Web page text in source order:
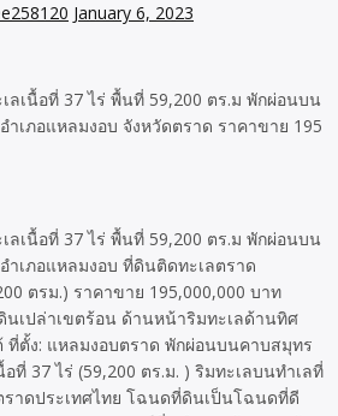
January 6, 2023
ลเนื้อที่ 37 ไร่ พื้นที่ 59,200 ตร.ม พักผ่อนบน
ำเภอแหลมงอบ จังหวัดตราด ราคาขาย 195
ลเนื้อที่ 37 ไร่ พื้นที่ 59,200 ตร.ม พักผ่อนบน
ำเภอแหลมงอบ ที่ดินติดทะเลตราด
ตรม.) ราคาขาย 195,000,000 บาท
นเปล่าเขตร้อน ด้านหน้าริมทะเลด้านทิศ
ที่ตั้ง: แหลมงอบตราด พักผ่อนบนคาบสมุทร
ที่ 37 ไร่ (59,200 ตร.ม. ) ริมทะเลบนทำเลที่
ราดประเทศไทย โฉนดที่ดินเป็นโฉนดที่ดี